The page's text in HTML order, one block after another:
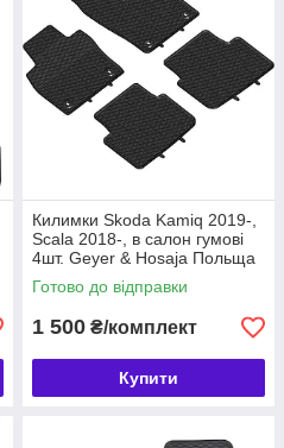
Килимки Skoda Kamiq 2019-,
Scala 2018-, в салон гумові
4шт. Geyer & Hosaja Польща
(912/4C)
Готово до відправки
1 500 ₴/комплект
Купити